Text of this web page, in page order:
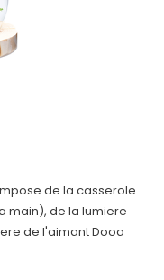
de la casserole
main), de la lumiere
de l'aimant Dooa